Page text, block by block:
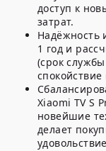
доступ к
затрат.
Надёжность
1 год и
(срок
Xiaomi TV S
новейшие
делает